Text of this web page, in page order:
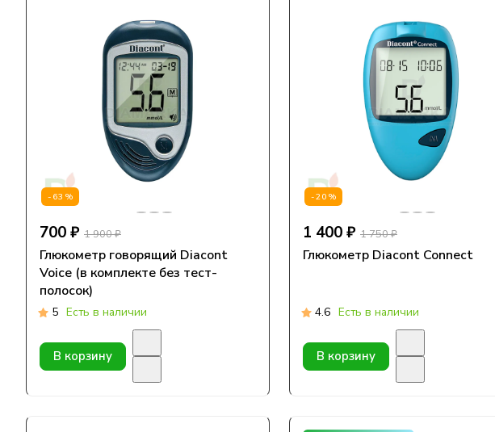
-63%
700 ₽ 1 900 ₽
Глюкометр говорящий Diacont
Voice (в комплекте без тест-
полосок)
5 Есть в наличии
В корзину
-20%
1 400 ₽ 1 750 ₽
Глюкометр Diacont Connect
4.6 Есть в наличии
В корзину